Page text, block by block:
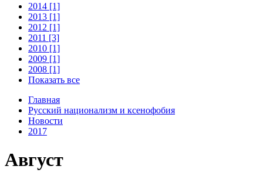
2014 [1]
2013 [1]
2012 [1]
2011 [3]
2010 [1]
2009 [1]
2008 [1]
Показать все
Главная
Русский национализм и ксенофобия
Новости
2017
Август